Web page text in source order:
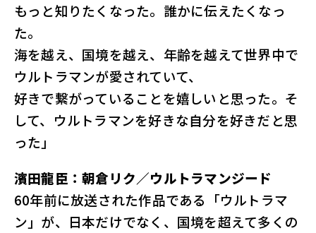
もっと知りたくなった。誰かに伝えたくなっ
た。
海を越え、国境を越え、年齢を越えて世界中で
ウルトラマンが愛されていて、
好きで繋がっていることを嬉しいと思った。そ
して、ウルトラマンを好きな自分を好きだと思
った」
濱田龍臣：朝倉リク／ウルトラマンジード
60年前に放送された作品である「ウルトラマ
ン」が、日本だけでなく、国境を超えて多くの